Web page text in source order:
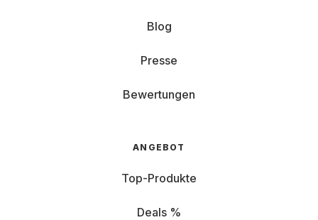
Blog
Presse
Bewertungen
ANGEBOT
Top-Produkte
Deals %